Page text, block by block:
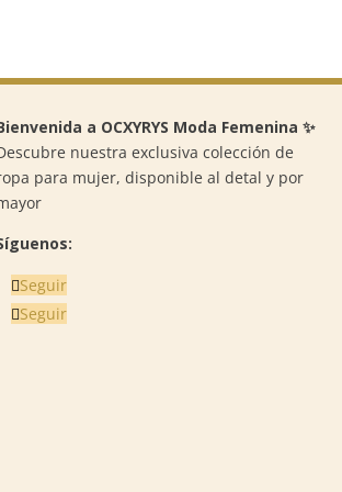
a OCXYRYS Moda Femenina ✨
nuestra exclusiva colección de
para mujer, disponible al detal y por
Seguir
Seguir